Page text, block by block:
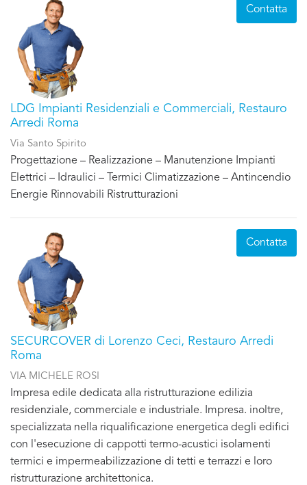
LDG Impianti Residenziali e Commerciali, Restauro
Arredi Roma
Via Santo Spirito
Progettazione – Realizzazione – Manutenzione Impianti
Elettrici – Idraulici – Termici Climatizzazione – Antincendio
Energie Rinnovabili Ristrutturazioni
Contatta
SECURCOVER di Lorenzo Ceci, Restauro Arredi
Roma
VIA MICHELE ROSI
Impresa edile dedicata alla ristrutturazione edilizia
residenziale, commerciale e industriale. Impresa. inoltre,
specializzata nella riqualificazione energetica degli edifici
con l'esecuzione di cappotti termo-acustici isolamenti
termici e impermeabilizzazione di tetti e terrazzi e loro
ristrutturazione architettonica.
Contatta